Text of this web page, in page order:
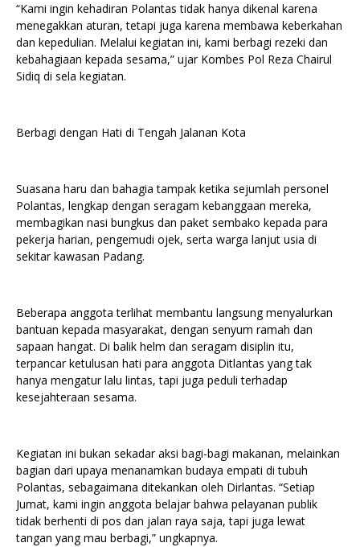
“Kami ingin kehadiran Polantas tidak hanya dikenal karena
menegakkan aturan, tetapi juga karena membawa keberkahan
dan kepedulian. Melalui kegiatan ini, kami berbagi rezeki dan
kebahagiaan kepada sesama,” ujar Kombes Pol Reza Chairul
Sidiq di sela kegiatan.
Berbagi dengan Hati di Tengah Jalanan Kota
Suasana haru dan bahagia tampak ketika sejumlah personel
Polantas, lengkap dengan seragam kebanggaan mereka,
membagikan nasi bungkus dan paket sembako kepada para
pekerja harian, pengemudi ojek, serta warga lanjut usia di
sekitar kawasan Padang.
Beberapa anggota terlihat membantu langsung menyalurkan
bantuan kepada masyarakat, dengan senyum ramah dan
sapaan hangat. Di balik helm dan seragam disiplin itu,
terpancar ketulusan hati para anggota Ditlantas yang tak
hanya mengatur lalu lintas, tapi juga peduli terhadap
kesejahteraan sesama.
Kegiatan ini bukan sekadar aksi bagi-bagi makanan, melainkan
bagian dari upaya menanamkan budaya empati di tubuh
Polantas, sebagaimana ditekankan oleh Dirlantas. “Setiap
Jumat, kami ingin anggota belajar bahwa pelayanan publik
tidak berhenti di pos dan jalan raya saja, tapi juga lewat
tangan yang mau berbagi,” ungkapnya.